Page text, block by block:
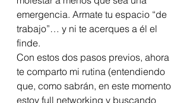
emergencia. Armate tu espacio “de
trabajo”… y ni te acerques a él el
finde.
Con estos dos pasos previos, ahora
te comparto mi rutina (entendiendo
que, como sabrán, en este momento
estoy full networking y buscando